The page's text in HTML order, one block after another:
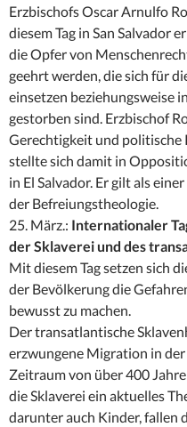
Erzbischofs Oscar Arnulfo
diesem Tag in San Salvador
die Opfer von
geehrt werden, die sich für
einsetzen beziehungsweise
gestorben sind. Erzbischof
Gerechtigkeit und politische
stellte sich damit in
in El Salvador. Er gilt als
der Befreiungstheologie.
25. März.: Internationaler
der Sklaverei und des
Mit diesem Tag setzen sich
der Bevölkerung die
bewusst zu machen.
Der transatlantische
erzwungene Migration in der
Zeitraum von über 400
die Sklaverei ein aktuelles
darunter auch Kinder, fallen